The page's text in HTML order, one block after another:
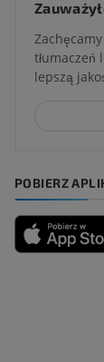
tłumaczeń
lepszą
POBIERZ